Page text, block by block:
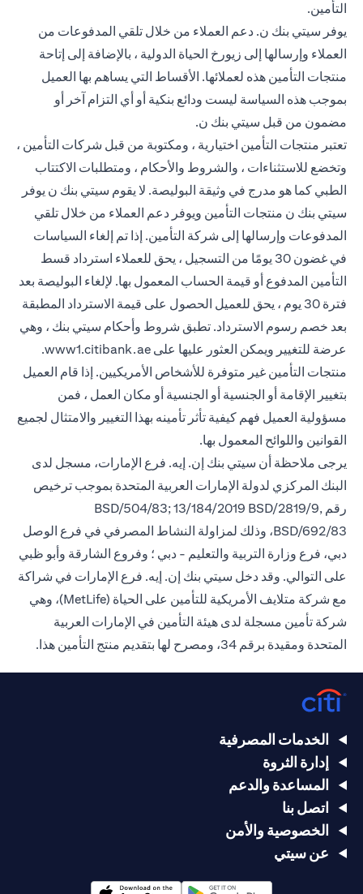
التأمين.
يوفر سيتي بنك ن. دعم العملاء من خلال تلقي المدفوعات من
العملاء وإرسالها إلى زيورخ الحياة الدولية ، بالإضافة إلى إتاحة
منتجات التأمين هذه لعملائها. الأقساط التي يساهم بها العميل
بموجب هذه السياسة ليست ودائع بنكية أو أي التزام آخر أو
مضمون من قبل سيتي بنك ن.
تعتبر منتجات التأمين اختيارية ، ومكتوبة من قبل شركات التأمين ،
وتخضع للاستثناءات ، والشروط والأحكام ، ومتطلبات الاكتتاب
الطبي كما هو مدرج في وثيقة البوليصة. لا يقوم سيتي بنك ن يوفر
سيتي بنك ن منتجات التأمين ويوفر دعم العملاء من خلال تلقي
المدفوعات وإرسالها إلى شركة التأمين. إذا تم إلغاء السياسات
في غضون 30 يومًا من التسجيل ، يحق للعملاء استرداد قسط
التأمين المدفوع أو قيمة الحساب المعمول بها. لإلغاء البوليصة بعد
فترة 30 يوم ، يحق للعميل الحصول على قيمة الاسترداد المطبقة
بعد خصم رسوم الاسترداد. تطبق شروط وأحكام سيتي بنك ، وهي
عرضة للتغيير ويمكن العثور عليها على www1.citibank.ae
(opens in a new tab)
.
منتجات التأمين غير متوفرة للأشخاص الأمريكيين. إذا قام العميل
بتغيير الإقامة أو الجنسية أو الجنسية أو مكان العمل ، فمن
مسؤولية العميل فهم كيفية تأثر تأمينه بهذا التغيير والامتثال لجميع
القوانين واللوائح المعمول بها.
يرجى ملاحظة أن سيتي بنك إن. إيه. فرع الإمارات، مسجل لدى
البنك المركزي لدولة الإمارات العربية المتحدة بموجب ترخيص
رقم BSD/504/83; 13/184/2019 BSD/2819/9,
BSD/692/83، وذلك لمزاولة النشاط المصرفي في فرع الوصل
دبي، فرع وزارة التربية والتعليم - دبي ؛ وفروع الشارقة وأبو ظبي
على التوالي. وقد دخل سيتي بنك إن. إيه. فرع الإمارات في شراكة
مع شركة متلايف الأمريكية للتأمين على الحياة (MetLife)، وهي
شركة تأمين مسجلة لدى هيئة التأمين في الإمارات العربية
المتحدة ومقيدة برقم 34، ومصرح لها بتقديم منتج التأمين هذا.
الخدمات المصرفية
إدارة الثروة
المساعدة والدعم
اتصل بنا
الخصوصية والأمن
عن سيتي